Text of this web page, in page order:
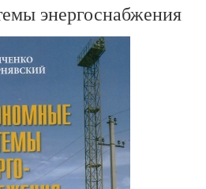
энергоснабжения